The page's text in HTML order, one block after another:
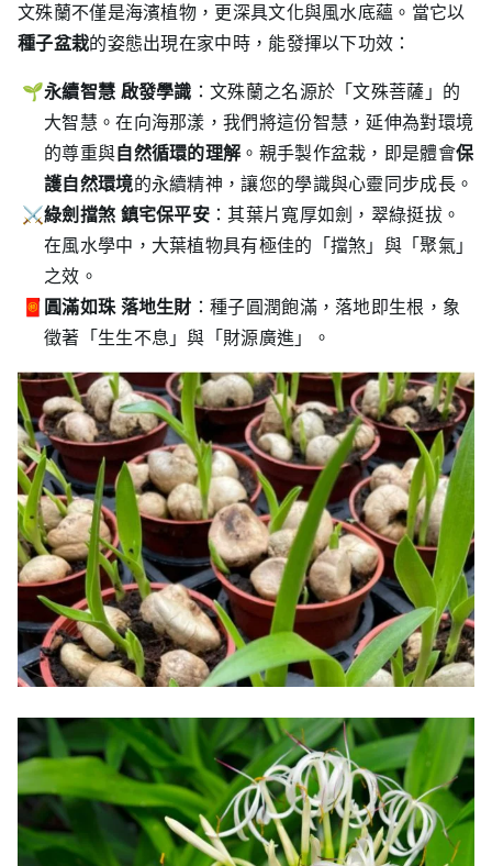
文殊蘭不僅是海濱植物，更深具文化與風水底蘊。當它以
種子盆栽的姿態出現在家中時，能發揮以下功效：
永續智慧 啟發學識 ：文殊蘭之名源於「文殊菩薩」的
大智慧。在向海那漾，我們將這份智慧，延伸為對環境
的尊重與自然循環的理解 。親手製作盆栽，即是體會保
護自然環境的永續精神，讓您的學識與心靈同步成長。
綠劍擋煞 鎮宅保平安 ：其葉片寬厚如劍，翠綠挺拔。
在風水學中，大葉植物具有極佳的「擋煞」與「聚氣」
之效。
圓滿如珠 落地生財 ：種子圓潤飽滿，落地即生根，象
徵著「生生不息」與「財源廣進」。